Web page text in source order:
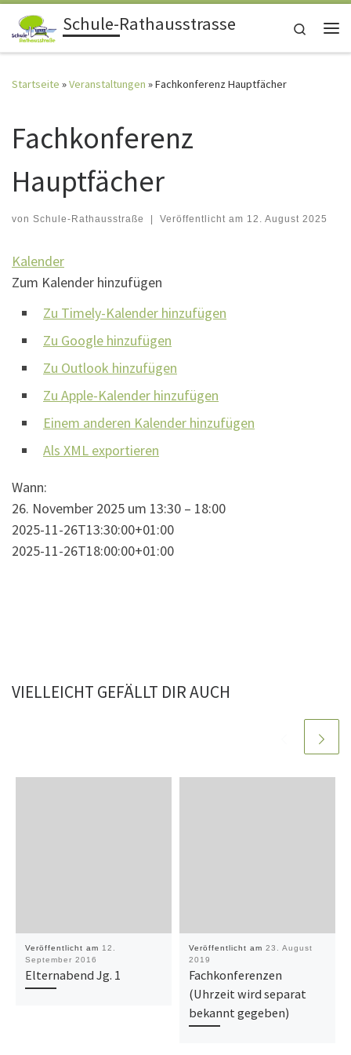
Zum Inhalt springen
Schule-Rathausstrasse
Search
Startseite »Veranstaltungen »Fachkonferenz Hauptfächer
Fachkonferenz
Hauptfächer
von Schule-Rathausstraße | Veröffentlicht am 12. August 2025
Kalender
Zum Kalender hinzufügen
Zu Timely-Kalender hinzufügen
Zu Google hinzufügen
Zu Outlook hinzufügen
Zu Apple-Kalender hinzufügen
Einem anderen Kalender hinzufügen
Als XML exportieren
Wann:
26. November 2025 um 13:30 – 18:00
2025-11-26T13:30:00+01:00
2025-11-26T18:00:00+01:00
VIELLEICHT GEFÄLLT DIR AUCH
Veröffentlicht am 12.
September 2016
Elternabend Jg. 1
Veröffentlicht am 23. August
2019
Fachkonferenzen
(Uhrzeit wird separat
bekannt gegeben)